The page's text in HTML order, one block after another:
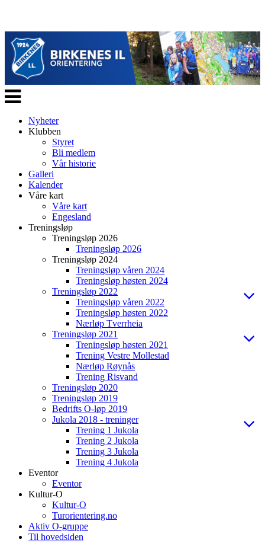
Veksle
navigasjon
Nyheter
Klubben
Styret
Bli medlem
Vår historie
Galleri
Kalender
Våre kart
Våre kart
Engesland
Treningsløp
Treningsløp 2026
Treningsløp 2026
Treningsløp 2024
Treningsløp våren 2024
Treningsløp høsten 2024
Treningsløp 2022
Treningsløp våren 2022
Treningsløp høsten 2022
Nærløp Tverrheia
Treningsløp 2021
Treningsløp høsten 2021
Trening Vestre Mollestad
Nærløp Røynås
Trening Risvand
Treningsløp 2020
Treningsløp 2019
Bedrifts O-løp 2019
Jukola 2018 - treninger
Trening 1 Jukola
Trening 2 Jukola
Trening 3 Jukola
Trening 4 Jukola
Eventor
Eventor
Kultur-O
Kultur-O
Turorientering.no
Aktiv O-gruppe
Til hovedsiden